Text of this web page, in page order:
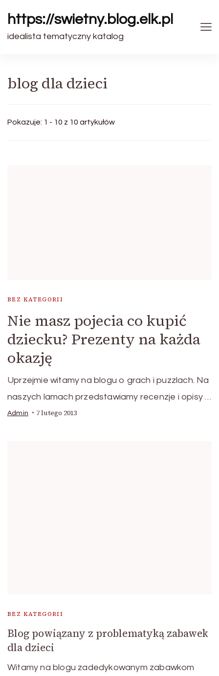
https://swietny.blog.elk.pl
idealista tematyczny katalog
blog dla dzieci
Pokazuje: 1 - 10 z 10 artykułów
BEZ KATEGORII
Nie masz pojecia co kupić
dziecku? Prezenty na każda
okazję
Uprzejmie witamy na blogu o grach i puzzlach. Na
naszych lamach przedstawiamy recenzje i opisy …
Admin 7 lutego 2013
BEZ KATEGORII
Blog powiązany z problematyką zabawek
dla dzieci
Witamy na blogu zadedykowanym zabawkom